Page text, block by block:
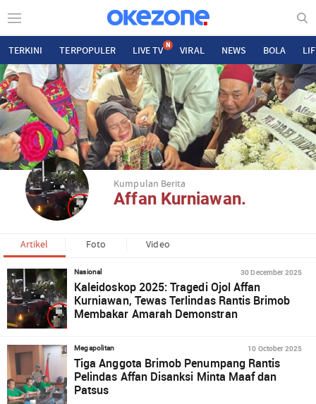
TERKINI TERPOPULER LIVE TV N VIRAL NEWS BOLA
Kumpulan Berita
Affan Kurniawan.
Artikel Foto Video
Nasional 30 December 2025
Kaleidoskop 2025: Tragedi Ojol Affan
Kurniawan, Tewas Terlindas Rantis Brimob
Membakar Amarah Demonstran
Megapolitan 10 October 2025
Tiga Anggota Brimob Penumpang Rantis
Pelindas Affan Disanksi Minta Maaf dan
Patsus